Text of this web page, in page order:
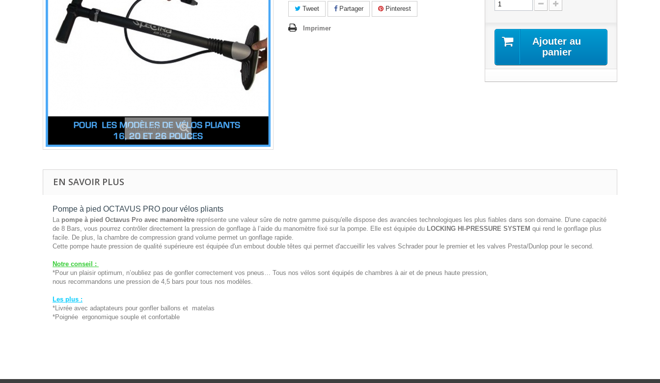
Agrandir l'image
Tweet Partager Pinterest
Imprimer
Ajouter au
panier
EN SAVOIR PLUS
Pompe à pied OCTAVUS PRO pour vélos pliants
La pompe à pied Octavus Pro avec manomètre représente une valeur sûre de notre gamme puisqu'elle dispose des avancées technologiques les plus fiables dans son domaine. D'une capacité
de 8 Bars, vous pourrez contrôler directement la pression de gonflage à l’aide du manomètre fixé sur la pompe. Elle est équipée du LOCKING HI-PRESSURE SYSTEM qui rend le gonflage plus
facile. De plus, la chambre de compression grand volume permet un gonflage rapide.
Cette pompe haute pression de qualité supérieure est équipée d'un embout double têtes qui permet d'accueillir les valves Schrader pour le premier et les valves Presta/Dunlop pour le second.
Notre conseil :
*Pour un plaisir optimum, n’oubliez pas de gonfler correctement vos pneus… Tous nos vélos sont équipés de chambres à air et de pneus haute pression,
nous recommandons une pression de 4,5 bars pour tous nos modèles.
Les plus :
*Livrée avec adaptateurs pour gonfler ballons et matelas
*Poignée ergonomique souple et confortable